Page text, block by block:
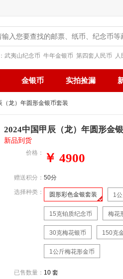
武夷山纪念币 牛年金银币 第四套人民币 人
金银币 实拍捡漏
（龙）年圆形金银币套装
2024中国甲辰（龙）年圆形金
新品到货
价格： ￥ 4900
赠送积分： 50分
选择种类： 圆形彩色金银套装 1
15克铂质纪念币 梅花
30克梅花银币 150克
1公斤梅花形金币
已售数量： 10 套